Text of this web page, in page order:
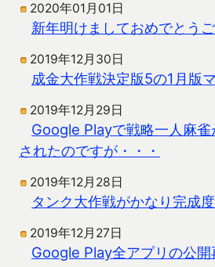
2020年01月01日
新年明けましておめでとう
2019年12月30日
成金大作戦決定版5の1月版
2019年12月29日
Google Playで戦略一人麻雀
されたのですが・・・
2019年12月28日
タンク大作戦がかなり完成
2019年12月27日
Google Play全アプリの公開